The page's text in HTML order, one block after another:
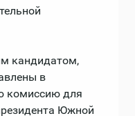
кандидатом,
в
комиссию для
Южной